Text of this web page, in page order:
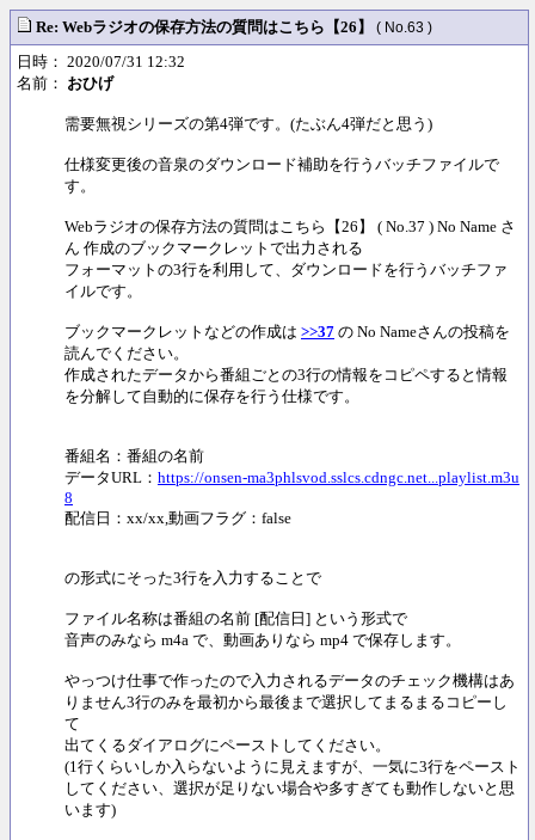
Re: Webラジオの保存方法の質問はこちら【26】 ( No.63 )
日時： 2020/07/31 12:32
名前： おひげ
需要無視シリーズの第4弾です。(たぶん4弾だと思う)
仕様変更後の音泉のダウンロード補助を行うバッチファイルで
す。
Webラジオの保存方法の質問はこちら【26】 ( No.37 ) No Name さ
ん 作成のブックマークレットで出力される
フォーマットの3行を利用して、ダウンロードを行うバッチファ
イルです。
ブックマークレットなどの作成は >>37 の No Nameさんの投稿を
読んでください。
作成されたデータから番組ごとの3行の情報をコピペすると情報
を分解して自動的に保存を行う仕様です。
番組名：番組の名前
データURL： https://onsen-ma3phlsvod.sslcs.cdngc.net...playlist.m3u
8
配信日：xx/xx,動画フラグ：false
の形式にそった3行を入力することで
ファイル名称は番組の名前 [配信日] という形式で
音声のみなら m4a で、動画ありなら mp4 で保存します。
やっつけ仕事で作ったので入力されるデータのチェック機構はあ
りません3行のみを最初から最後まで選択してまるまるコピーし
て
出てくるダイアログにペーストしてください。
(1行くらいしか入らないように見えますが、一気に3行をペースト
してください、選択が足りない場合や多すぎても動作しないと思
います)